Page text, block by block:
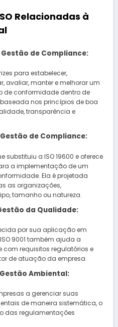
Relacionadas à
Gestão de Compliance:
para estabelecer,
avaliar, manter e melhorar um
de conformidade dentro de
nos princípios de boa
transparência e
Gestão de Compliance:
substituiu a ISO 19600 e oferece
a implementação de um
Ela é projetada
as organizações,
tamanho ou natureza.
da Qualidade:
por sua aplicação em
9001 também ajuda a
requisitos regulatórios e
de atuação da empresa.
Gestão Ambiental:
a gerenciar suas
de maneira sistemática, o
das regulamentações